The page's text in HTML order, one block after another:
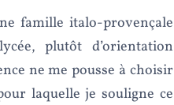
famille italo-provençale
plutôt d’orientation
ne me pousse à choisir
laquelle je souligne ce